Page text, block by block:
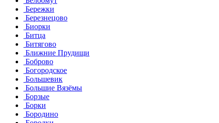
Бережки
Березнецово
Биорки
Битца
Битягово
Ближние Прудищи
Боброво
Богородское
Большевик
Большие Вязёмы
Борзые
Борки
Бородино